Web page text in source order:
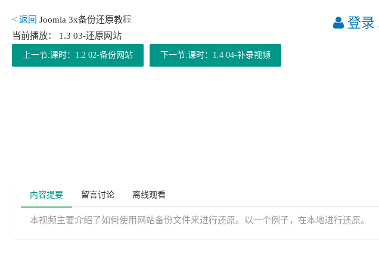
< 返回 Joomla 3x备份还原教程抱歉，本站注册会员可以看课程！ 登录
当前播放： 1.3 03-还原网站
上一节:课时：1.2 02-备份网站 下一节:课时：1.4 04-补录视频
内容提要 留言讨论 离线观看
本视频主要介绍了如何使用网站备份文件来进行还原。以一个例子，在本地进行还原。